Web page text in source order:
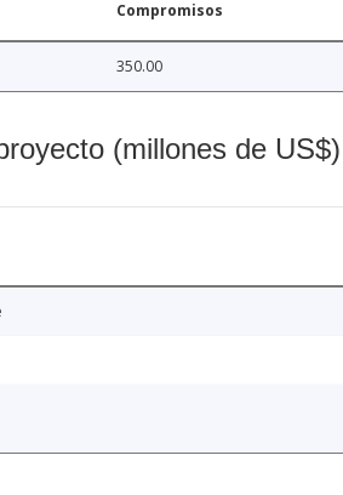
Compromisos
350.00
(millones de US$)